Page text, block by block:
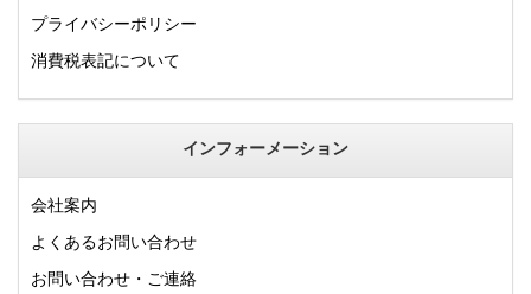
プライバシーポリシー
消費税表記について
インフォーメーション
会社案内
よくあるお問い合わせ
お問い合わせ・ご連絡